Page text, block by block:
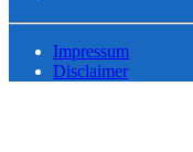
Impressum
Disclaimer